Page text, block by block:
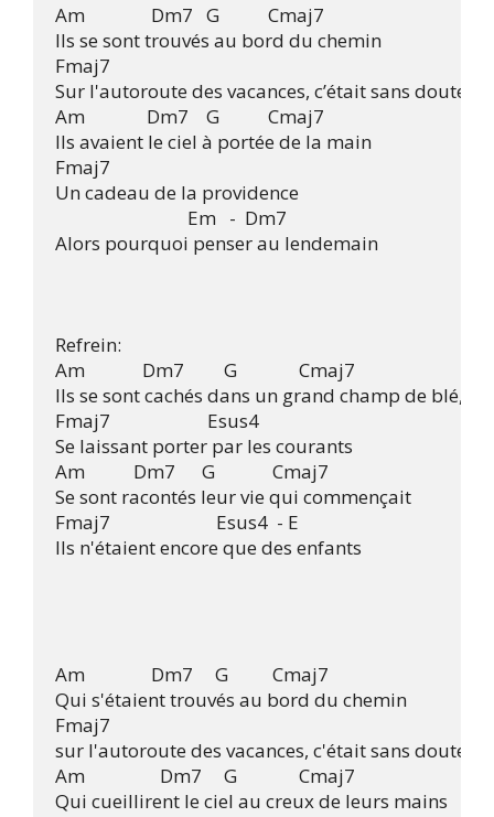
Am               Dm7   G           Cmaj7
Ils se sont trouvés au bord du chemin
Fmaj7
Sur l'autoroute des vacances, c’était sans doute
Am              Dm7    G           Cmaj7
Ils avaient le ciel à portée de la main
Fmaj7
Un cadeau de la providence
                              Em   -  Dm7
Alors pourquoi penser au lendemain
Refrein:
Am             Dm7         G              Cmaj7
Ils se sont cachés dans un grand champ de blé,
Fmaj7                      Esus4
Se laissant porter par les courants
Am           Dm7      G             Cmaj7
Se sont racontés leur vie qui commençait
Fmaj7                        Esus4  - E
Ils n'étaient encore que des enfants
Am               Dm7     G          Cmaj7
Qui s'étaient trouvés au bord du chemin
Fmaj7
sur l'autoroute des vacances, c'était sans doute
Am                 Dm7     G              Cmaj7
Qui cueillirent le ciel au creux de leurs mains